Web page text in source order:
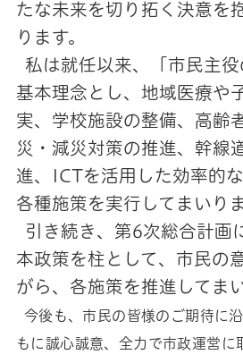
たな未来を切り拓く決意を
ります。
私は就任以来、「市民主
基本理念とし、地域医療や
実、学校施設の整備、高齢
災・減災対策の推進、幹線
進、ICTを活用した効率的
各種施策を実行してまいり
引き続き、第6次総合計画
本政策を柱として、市民の
がら、各施策を推進してま
今後も、市民の皆様のご期待に
もに誠心誠意、全力で市政運営に